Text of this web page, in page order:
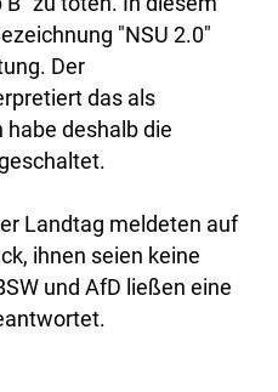
"NSU 2.0"
Der
das als
habe deshalb die
Landtag meldeten auf
ihnen seien keine
und AfD ließen eine